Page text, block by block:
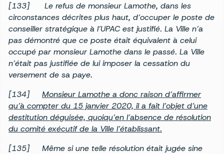
[133] Le refus de monsieur Lamothe, dans les
circonstances décrites plus haut, d’occuper le poste de
conseiller stratégique à l’UPAC est justifié. La Ville n’a
pas démontré que ce poste était équivalent à celui
occupé par monsieur Lamothe dans le passé. La Ville
n’était pas justifiée de lui imposer la cessation du
versement de sa paye.
[134] Monsieur Lamothe a donc raison d’affirmer
qu’à compter du 15 janvier 2020, il a fait l’objet d’une
destitution déguisée, quoiqu’en l’absence de résolution
du comité exécutif de la Ville l’établissant.
[135] Même si une telle résolution était jugée sine